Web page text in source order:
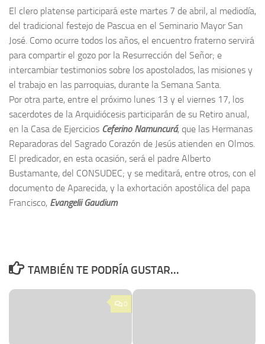
El clero platense participará este martes 7 de abril, al mediodía,
del tradicional festejo de Pascua en el Seminario Mayor San
José. Como ocurre todos los años, el encuentro fraterno servirá
para compartir el gozo por la Resurrección del Señor; e
intercambiar testimonios sobre los apostolados, las misiones y
el trabajo en las parroquias, durante la Semana Santa.
Por otra parte, entre el próximo lunes 13 y el viernes 17, los
sacerdotes de la Arquidiócesis participarán de su Retiro anual,
en la Casa de Ejercicios Ceferino Namuncurá, que las Hermanas
Reparadoras del Sagrado Corazón de Jesús atienden en Olmos.
El predicador, en esta ocasión, será el padre Alberto
Bustamante, del CONSUDEC; y se meditará, entre otros, con el
documento de Aparecida, y la exhortación apostólica del papa
Francisco, Evangelii Gaudium
TAMBIÉN TE PODRÍA GUSTAR...
0